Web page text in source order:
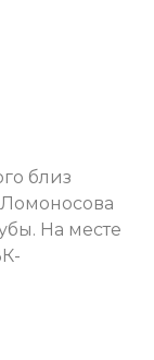
близ
На месте